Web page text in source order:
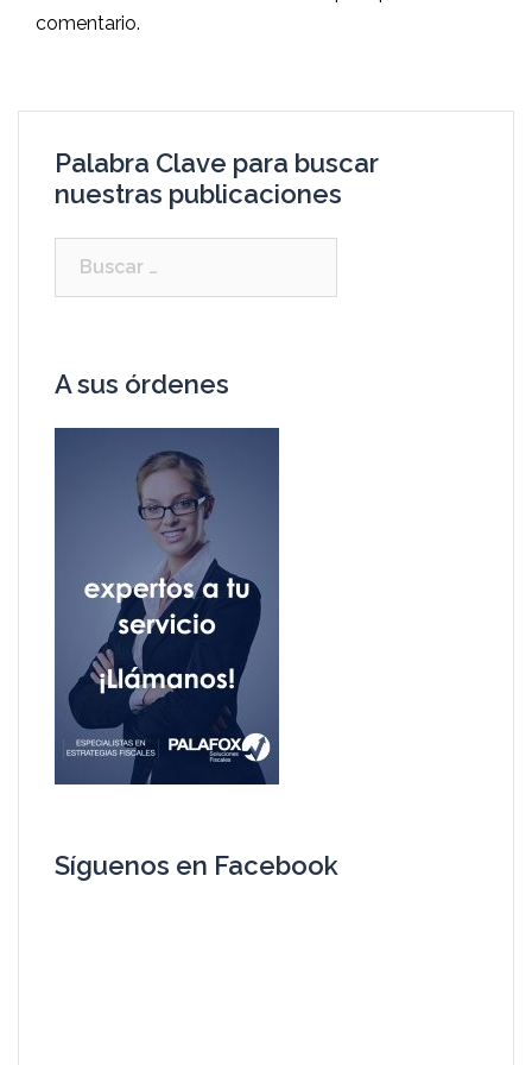
comentario.
Palabra Clave para buscar
nuestras publicaciones
A sus órdenes
Síguenos en Facebook